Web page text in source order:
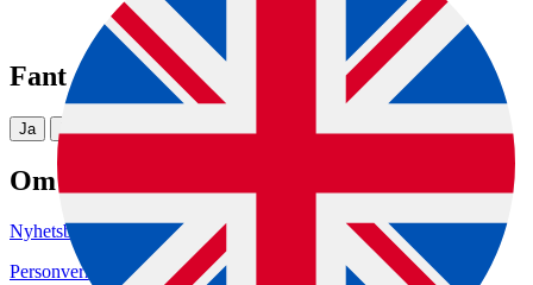
Fant du det du lette etter?
Ja Nei
Om nettstedet
Nyhetsbrev
Personvern og informasjonskapsler